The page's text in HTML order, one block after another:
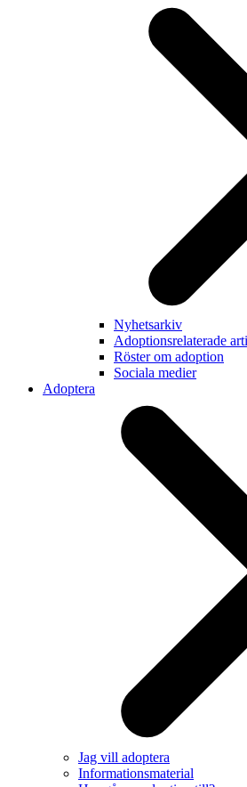
Nyhetsarkiv
Adoptionsrelaterade
Röster om adoption
Sociala medier
Adoptera
Jag vill adoptera
Informationsmaterial